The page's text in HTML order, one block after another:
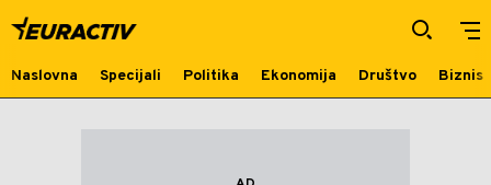
Kosovo i Metohija
Naslovna Specijali Politika Ekonomija Društvo Biznis